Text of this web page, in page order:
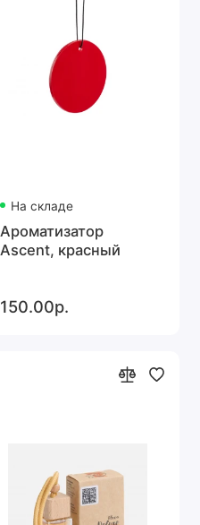
На складе
Ароматизатор
Ascent, красный
150.00р.